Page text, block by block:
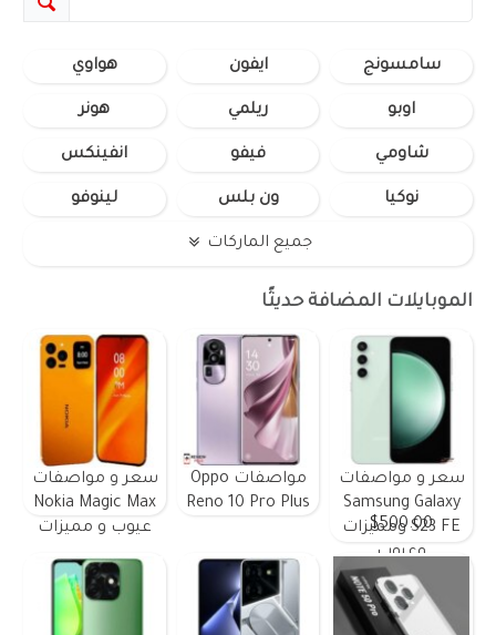
سامسونج ايفون هواوي
اوبو ريلمي هونر
شاومي فيفو انفينكس
نوكيا ون بلس لينوفو
جميع الماركات
الموبايلات المضافة حديثًا
سعر و مواصفات
Samsung Galaxy
S23 FE ومميزات
وعيوب
$500.00
مواصفات Oppo
Reno 10 Pro Plus
سعر و مواصفات
Nokia Magic Max
عيوب و مميزات